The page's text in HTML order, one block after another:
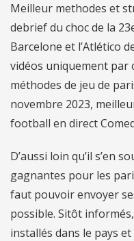
Meilleur methodes et
debrief du choc de la
Barcelone et l’Atlético
vidéos uniquement par
méthodes de jeu de
novembre 2023,
football en direct
D’aussi loin qu’il s’en
gagnantes pour les
faut pouvoir envoyer
possible. Sitôt
installés dans le pays